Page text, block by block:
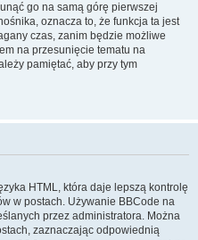
go na samą górę pierwszej
oznacza to, że funkcja ta jest
czas, zanim będzie możliwe
na przesunięcie tematu na
pamiętać, aby przy tym
HTML, która daje lepszą kontrolę
w postach. Używanie BBCode na
przez administratora. Można
zaznaczając odpowiednią